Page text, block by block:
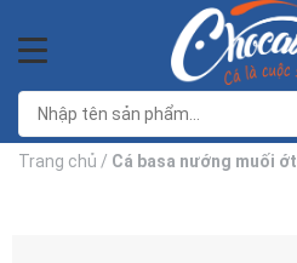
qua
nội
dung
Trang chủ / Cá basa nướng muối ớt